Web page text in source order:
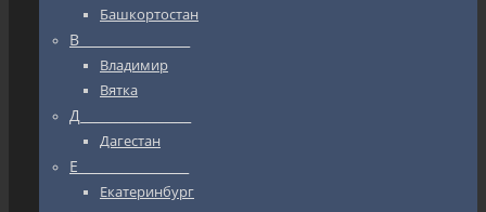
Башкортостан
В_________________
Владимир
Вятка
Д_________________
Дагестан
Е_________________
Екатеринбург